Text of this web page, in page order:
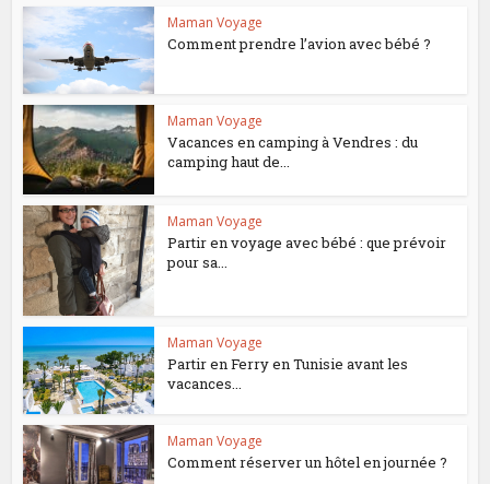
Maman Voyage
Comment prendre l’avion avec bébé ?
Maman Voyage
Vacances en camping à Vendres : du
camping haut de...
Maman Voyage
Partir en voyage avec bébé : que prévoir
pour sa...
Maman Voyage
Partir en Ferry en Tunisie avant les
vacances...
Maman Voyage
Comment réserver un hôtel en journée ?